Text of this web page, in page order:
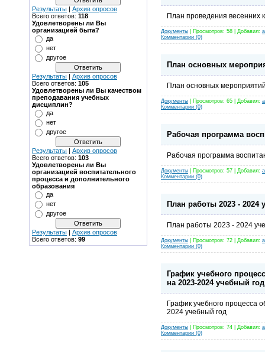
Результаты | Архив опросов
Всего ответов: 118
Удовлетворены ли Вы
организацией быта?
да
нет
другое
Результаты | Архив опросов
Всего ответов: 105
Удовлетворены ли Вы качеством
преподавания учебных
дисциплин?
да
нет
другое
Результаты | Архив опросов
Всего ответов: 103
Удовлетворены ли Вы
организацией воспитательного
процесса и дополнительного
образования
да
нет
другое
Результаты | Архив опросов
Всего ответов: 99
План проведения весенних
Документы | Просмотров: 58 | Добавил:
Комментарии (0)
План основных
План основных
Документы | Просмотров: 65 | Добавил:
Комментарии (0)
Рабочая программа
Рабочая программа
Документы | Просмотров: 57 | Добавил:
Комментарии (0)
План работы 2023 - 2024
План работы 2023 - 2024
Документы | Просмотров: 72 | Добавил:
Комментарии (0)
График учебного
на 2023-2024 учебный год
График учебного процесса
2024 учебный год
Документы | Просмотров: 74 | Добавил:
Комментарии (0)